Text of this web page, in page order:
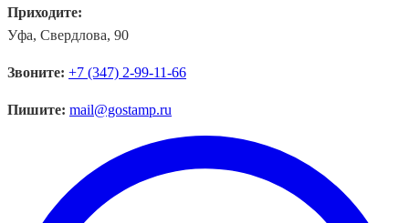
Приходите:
Уфа, Свердлова, 90
Звоните: +7 (347) 2-99-11-66
Пишите: mail@gostamp.ru